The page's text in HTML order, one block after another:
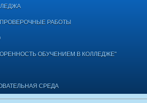
РАБОТЫ
ОБУЧЕНИЕМ В КОЛЛЕДЖЕ"
СРЕДА